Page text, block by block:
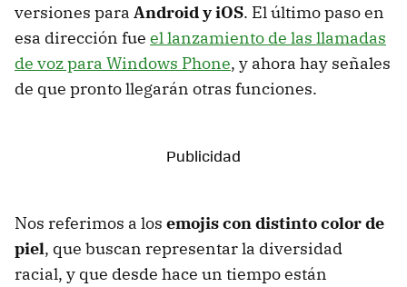
versiones para Android y iOS. El último paso en
esa dirección fue el lanzamiento de las llamadas
de voz para Windows Phone, y ahora hay señales
de que pronto llegarán otras funciones.
Nos referimos a los emojis con distinto color de
piel, que buscan representar la diversidad
racial, y que desde hace un tiempo están